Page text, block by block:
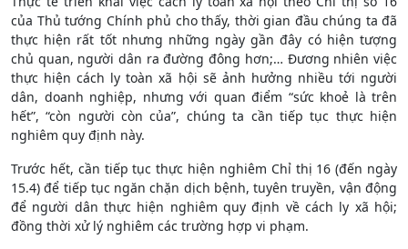
của Thủ tướng Chính phủ cho thấy, thời gian đầu chúng ta đã
thực hiện rất tốt nhưng những ngày gần đây có hiện tượng
chủ quan, người dân ra đường đông hơn;… Đương nhiên việc
thực hiện cách ly toàn xã hội sẽ ảnh hưởng nhiều tới người
dân, doanh nghiệp, nhưng với quan điểm “sức khoẻ là trên
hết”, “còn người còn của”, chúng ta cần tiếp tục thực hiện
nghiêm quy định này.
Trước hết, cần tiếp tục thực hiện nghiêm Chỉ thị 16 (đến ngày
15.4) để tiếp tục ngăn chặn dịch bệnh, tuyên truyền, vận động
để người dân thực hiện nghiêm quy định về cách ly xã hội;
đồng thời xử lý nghiêm các trường hợp vi phạm.